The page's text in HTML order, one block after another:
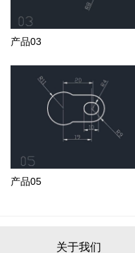
产品03
产品05
关于我们